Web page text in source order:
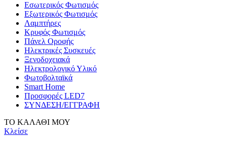
Εσωτερικός Φωτισμός
Εξωτερικός Φωτισμός
Λαμπτήρες
Κρυφός Φωτισμός
Πάνελ Οροφής
Ηλεκτρικές Συσκευές
Ξενοδοχειακά
Ηλεκτρολογικό Υλικό
Φωτοβολταϊκά
Smart Home
Προσφορές LED7
ΣΥΝΔΕΣΗ/ΕΓΓΡΑΦΗ
ΤΟ ΚΑΛΑΘΙ ΜΟΥ
Κλείσε